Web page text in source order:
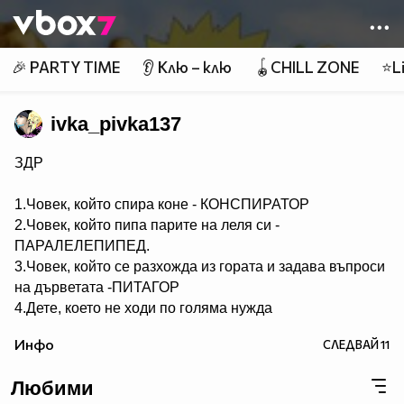
👾
🎉 PARTY TIME 👂 Клю – клю 🪀CHILL ZONE
ivka_pivka137
ЗДР
1.Човек, който спира коне - КОНСПИРАТОР
2.Човек, който пипа парите на леля си -
ПАРАЛЕЛЕПИПЕД.
3.Човек, който се разхожда из гората и задава въпроси
на дърветата -ПИТАГОР
4.Дете, което не ходи по голяма нужда
5.Хомосексуалист, който се изхожда по голяма нужда -
6.Човек, който ходи по голяма нужда по два пъти -
Инфо СЛЕДВАЙ11
Любими